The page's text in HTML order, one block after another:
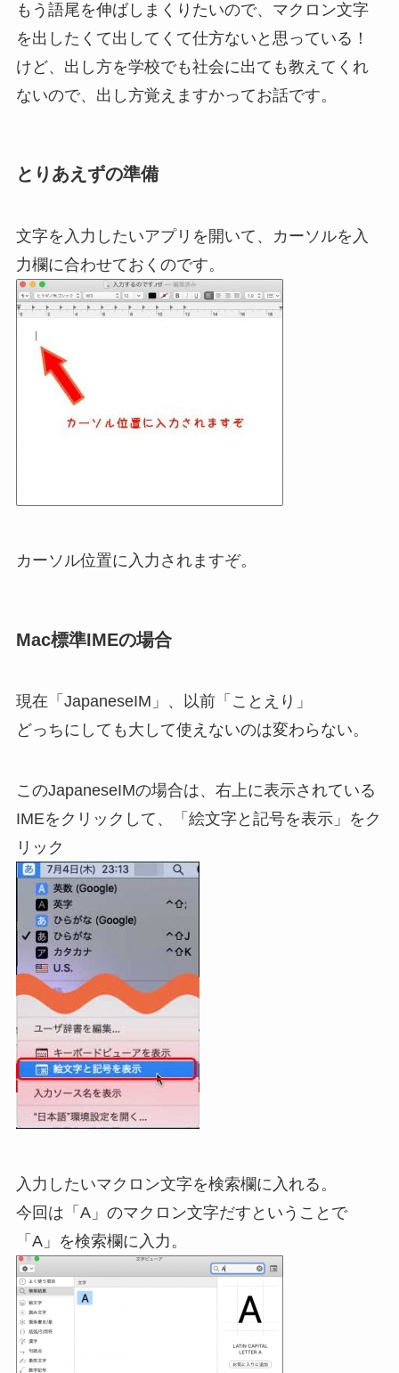
もう語尾を伸ばしまくりたいので、マクロン文字
を出したくて出してくて仕方ないと思っている！
けど、出し方を学校でも社会に出ても教えてくれ
ないので、出し方覚えますかってお話です。
とりあえずの準備
文字を入力したいアプリを開いて、カーソルを入
力欄に合わせておくのです。
カーソル位置に入力されますぞ。
Mac標準IMEの場合
現在「JapaneseIM」、以前「ことえり」
どっちにしても大して使えないのは変わらない。
このJapaneseIMの場合は、右上に表示されている
IMEをクリックして、「絵文字と記号を表示」をク
リック
入力したいマクロン文字を検索欄に入れる。
今回は「A」のマクロン文字だすということで
「A」を検索欄に入力。